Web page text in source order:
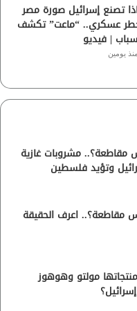
تصنع إسرائيل صورة مصر
عسكري.. “ماعت” تكشف
| فيديو
منذ يومين
مشروبات غازية
وتؤيد فلسطين
اعرف الحقيقة
مولتو وهوهوز